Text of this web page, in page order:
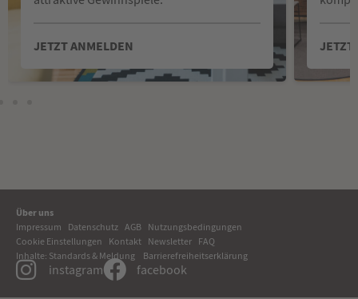
JETZT ANMELDEN JETZT
Über uns
Impressum Datenschutz AGB Nutzungsbedingungen
Cookie Einstellungen
Kontakt Newsletter FAQ
Inhalte: Standards & Meldung Barrierefreiheitserklärung
instagram facebook